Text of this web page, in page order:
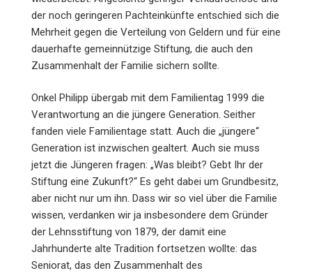
der noch geringeren Pachteinkünfte entschied sich die
Mehrheit gegen die Verteilung von Geldern und für eine
dauerhafte gemeinnützige Stiftung, die auch den
Zusammenhalt der Familie sichern sollte.
Onkel Philipp übergab mit dem Familientag 1999 die
Verantwortung an die jüngere Generation. Seither
fanden viele Familientage statt. Auch die „jüngere“
Generation ist inzwischen gealtert. Auch sie muss
jetzt die Jüngeren fragen: „Was bleibt? Gebt Ihr der
Stiftung eine Zukunft?“ Es geht dabei um Grundbesitz,
aber nicht nur um ihn. Dass wir so viel über die Familie
wissen, verdanken wir ja insbesondere dem Gründer
der Lehnsstiftung von 1879, der damit eine
Jahrhunderte alte Tradition fortsetzen wollte: das
Seniorat, das den Zusammenhalt des